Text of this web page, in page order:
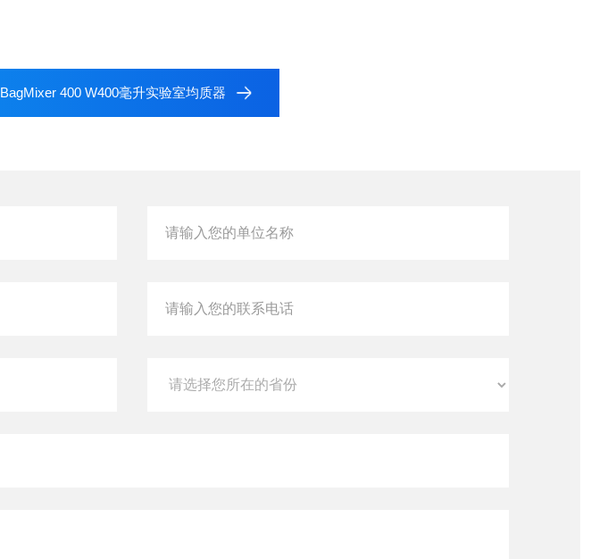
BagMixer 400 W400毫升实验室均质器